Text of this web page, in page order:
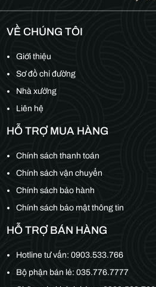
VỀ CHÚNG TÔI
Giới thiệu
Sơ đồ chỉ đường
Nhà xưởng
Liên hệ
HỖ TRỢ MUA HÀNG
Chính sách thanh toán
Chính sách vận chuyển
Chính sách bảo hành
Chính sách bảo mật thông tin
HỖ TRỢ BÁN HÀNG
Hotline tư vấn:0903.533.766
Bộ phận bán lẻ:035.776.7777